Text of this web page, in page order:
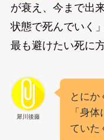
が衰え、今まで出
状態で死んでいく
最も避けたい死に
犀川後藤
とにか
「身
ていた